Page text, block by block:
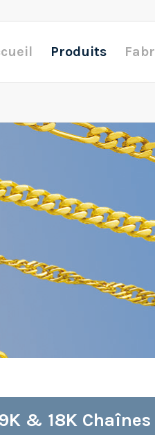
Produits
9K & 18K Chaînes